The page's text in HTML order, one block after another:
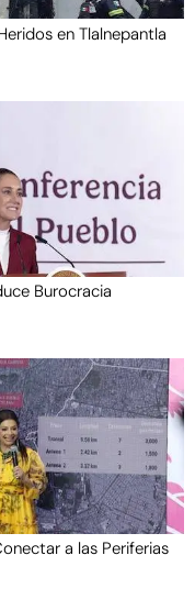
en Tlalnepantla
Burocracia
a las Periferias